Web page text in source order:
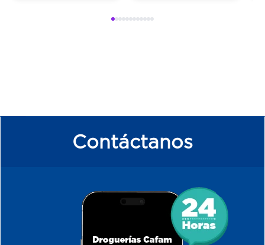
Contáctanos